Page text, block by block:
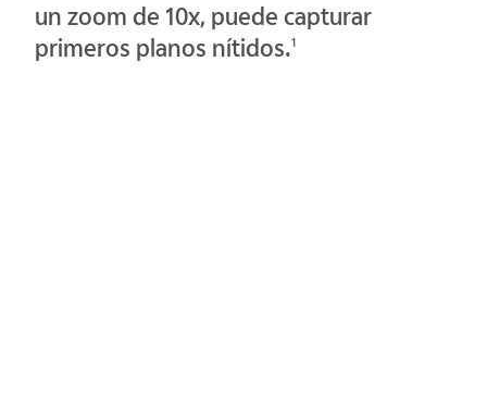
un zoom de 10x, puede capturar
primeros planos nítidos.1